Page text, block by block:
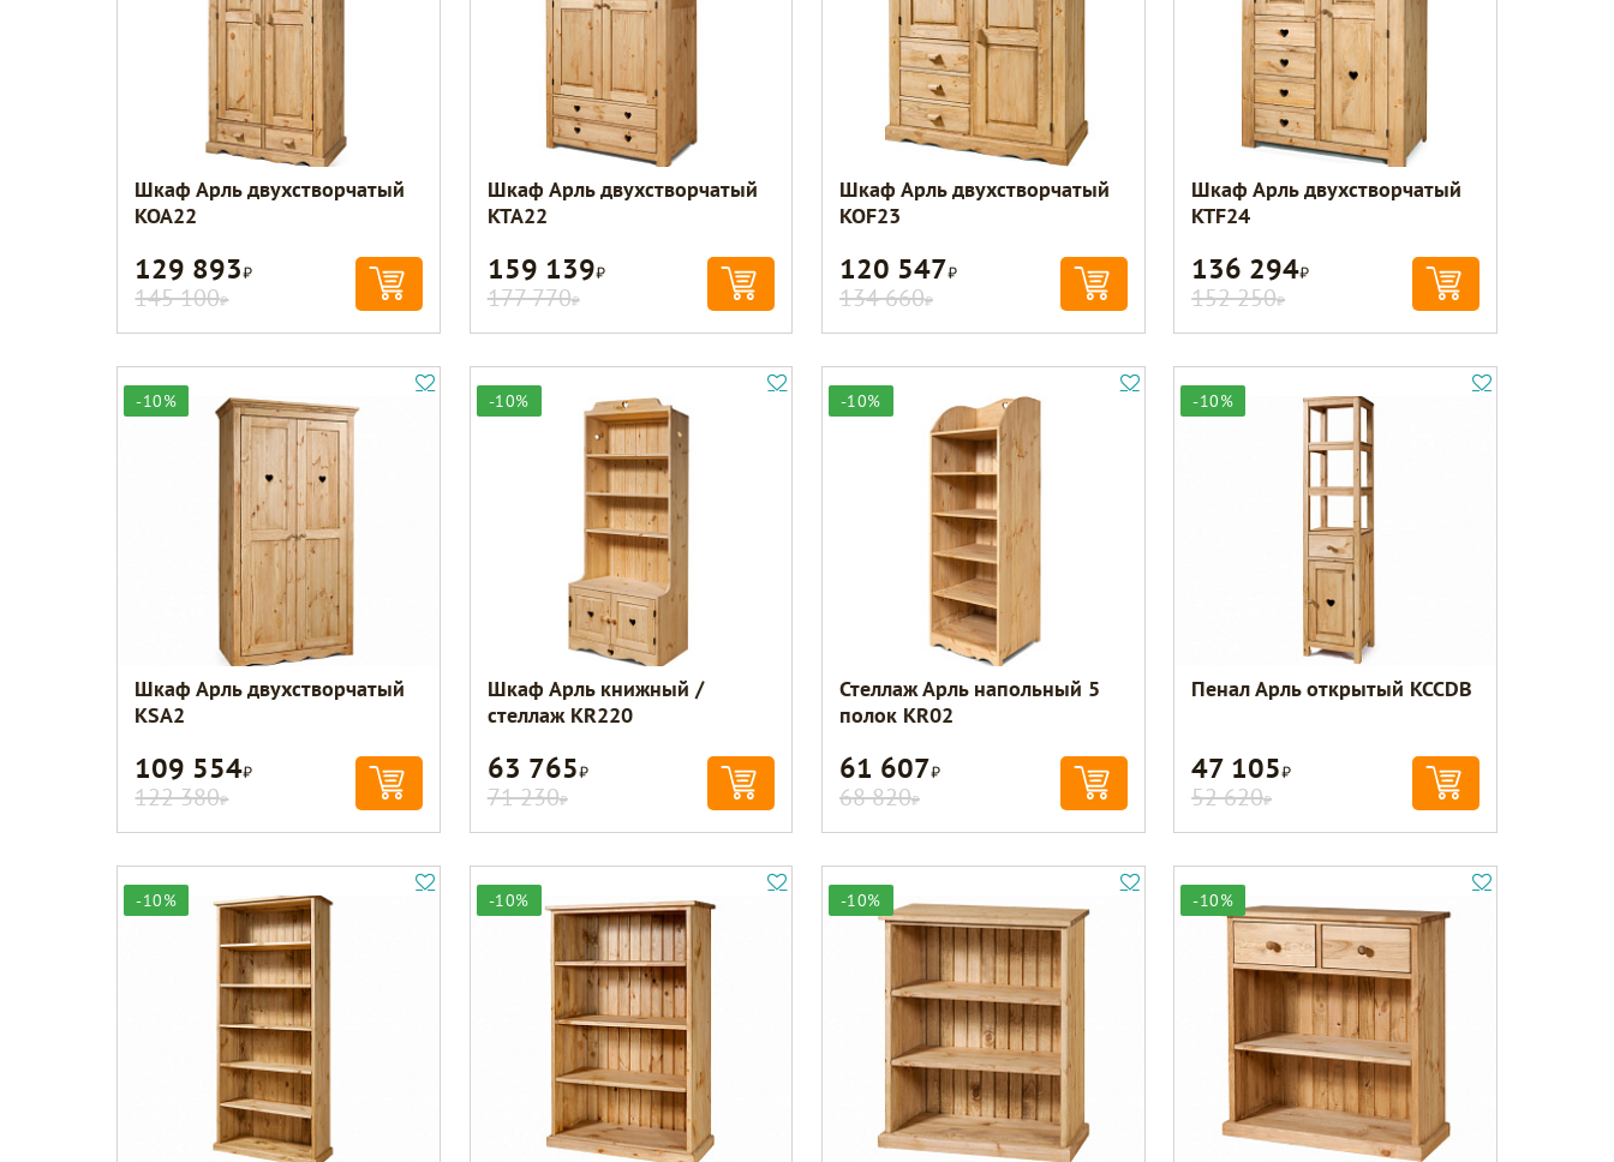
Шкаф Арль двухстворчатый
KOA22
129 893Р
145 100Р
Шкаф Арль двухстворчатый
KTA22
159 139Р
177 770Р
Шкаф Арль двухстворчатый
KOF23
120 547Р
134 660Р
Шкаф Арль двухстворчатый
KTF24
136 294Р
152 250Р
-10%
Шкаф Арль двухстворчатый
KSA2
109 554Р
122 380Р
-10%
Шкаф Арль книжный /
стеллаж KR220
63 765Р
71 230Р
-10%
Стеллаж Арль напольный 5
полок KR02
61 607Р
68 820Р
-10%
Пенал Арль открытый KCCDB
47 105Р
52 620Р
-10% -10% -10% -10%